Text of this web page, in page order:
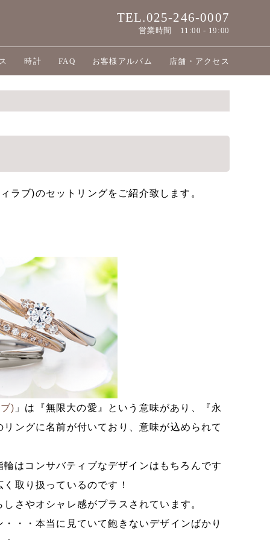
TEL.025-246-0007
営業時間 11:00 - 19:00
時計 FAQ お客様アルバム 店舗・アクセス
ブ)のセットリングをご紹介致します。
) 」は『無限大の愛』という意味があり、『永
ングに名前が付いており、意味が込められて
はコンサバティブなデザインはもちろんです
取り扱っているのです！
さやオシャレ感がプラスされています。
・・本当に見ていて飽きないデザインばかり